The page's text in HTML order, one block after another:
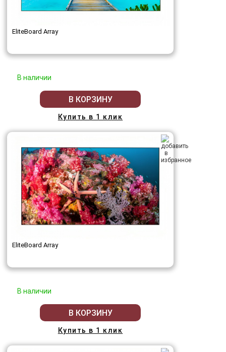
EliteBoard Array
В наличии
В КОРЗИНУ
Купить в 1 клик
EliteBoard Array
В наличии
В КОРЗИНУ
Купить в 1 клик